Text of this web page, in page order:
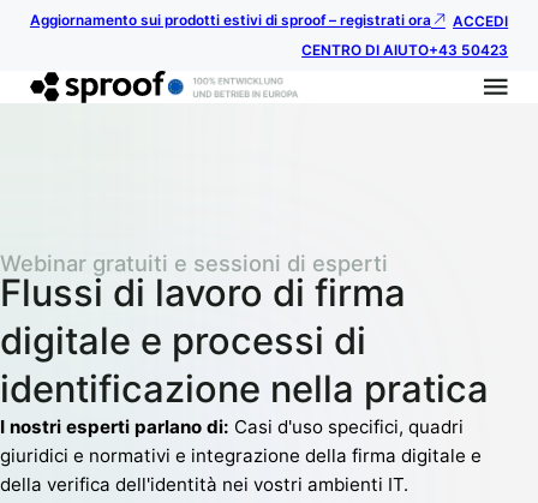
Aggiornamento sui prodotti estivi di sproof – registrati ora
ACCEDI
CENTRO DI AIUTO+43 50423
Flussi di lavoro di firma
digitale e processi di
identificazione nella pratica
Webinar gratuiti e sessioni di esperti
I nostri esperti parlano di: Casi d'uso specifici, quadri
giuridici e normativi e integrazione della firma digitale e
della verifica dell'identità nei vostri ambienti IT.